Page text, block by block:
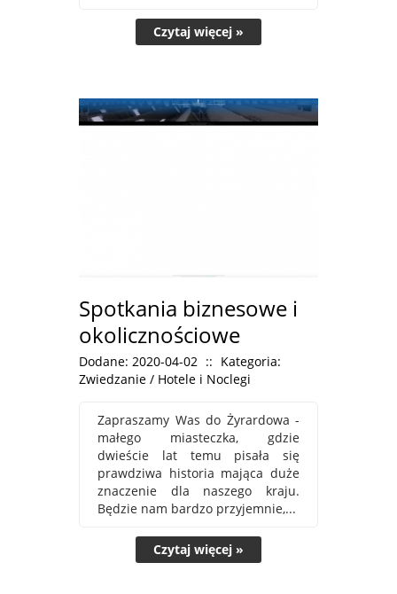
Czytaj więcej »
Spotkania biznesowe i
okolicznościowe
Dodane: 2020-04-02 :: Kategoria:
Zwiedzanie / Hotele i Noclegi
Zapraszamy Was do Żyrardowa -
małego miasteczka, gdzie
dwieście lat temu pisała się
prawdziwa historia mająca duże
znaczenie dla naszego kraju.
Będzie nam bardzo przyjemnie,...
Czytaj więcej »